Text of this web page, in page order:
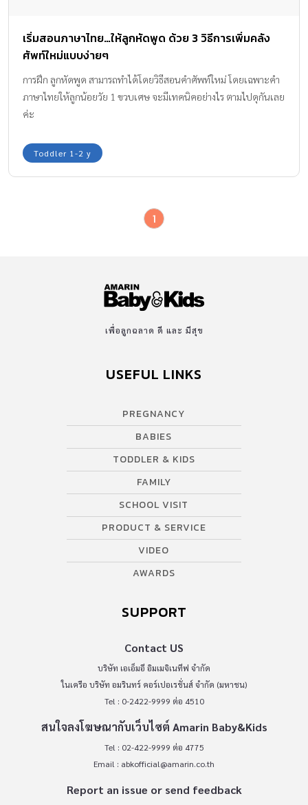
เริ่มสอนภาษาไทย…ให้ลูกหัดพูด ด้วย 3 วิธีการเพิ่มคลัง
ศัพท์ใหม่แบบง่ายๆ
การฝึก ลูกหัดพูด สามารถทำได้โดยวิธีสอนคำศัพท์ใหม่ โดยเฉพาะคำ
ภาษาไทยให้ลูกน้อยวัย 1 ขวบเศษ จะมีเทคนิคอย่างไร ตามไปดุกันเลย
ค่ะ
Toddler 1-2 y
1
เพื่อลูกฉลาด ดี และ มีสุข
USEFUL LINKS
PREGNANCY
BABIES
TODDLER & KIDS
FAMILY
SCHOOL VISIT
PRODUCT & SERVICE
VIDEO
AWARDS
SUPPORT
Contact US
บริษัท เอเอ็มอี อิมเมจิเนทีฟ จำกัด
ในเครือ บริษัท อมรินทร์ คอร์เปอเรชั่นส์ จำกัด (มหาชน)
Tel : 0-2422-9999 ต่อ 4510
สนใจลงโฆษณากับเว็บไซต์ Amarin Baby&Kids
Tel : 02-422-9999 ต่อ 4775
Email : abkofficial@amarin.co.th
Report an issue or send feedback